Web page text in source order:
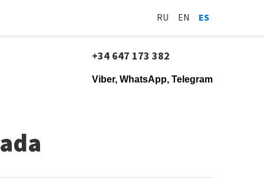
RU EN ES
+34 647 173 382
Viber, WhatsApp, Telegram